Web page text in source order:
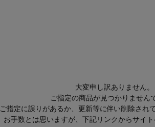
大変申し訳ありません。
ご指定の商品が見つかりません
指定に誤りがあるか、更新等に伴い削除され
お手数とは思いますが、下記リンクからサイト